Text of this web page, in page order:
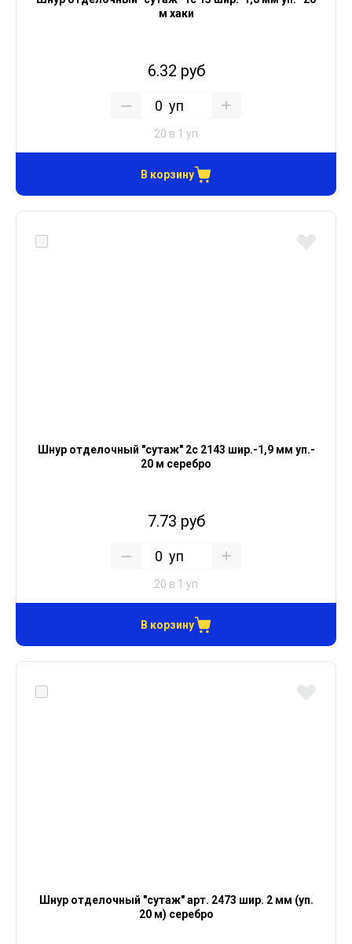
м хаки
6.32 руб
уп
20 в 1 уп
В корзину
Шнур отделочный "сутаж" 2с 2143 шир.-1,9 мм уп.-
20 м серебро
7.73 руб
уп
20 в 1 уп
В корзину
Шнур отделочный "сутаж" арт. 2473 шир. 2 мм (уп.
20 м) серебро